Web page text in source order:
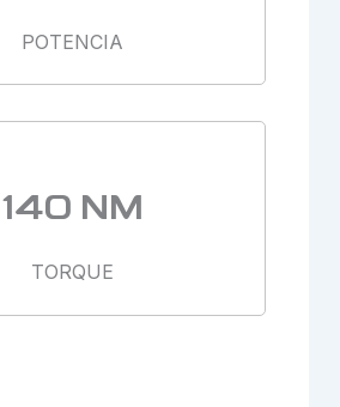
POTENCIA
140 NM
TORQUE